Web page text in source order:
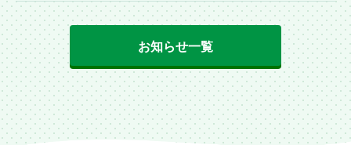
お知らせ一覧